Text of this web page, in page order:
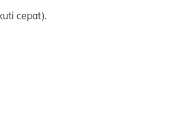
cepat).